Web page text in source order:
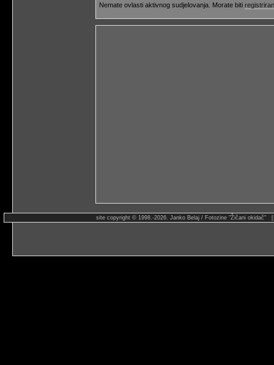
Nemate ovlasti aktivnog sudjelovanja. Morate biti
site copyright © 1998.-2026. Janko Belaj / Fotozine "Žičani okidač"